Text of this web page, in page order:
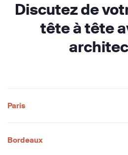
Discutez de
tête à tête
Paris
Bordeaux